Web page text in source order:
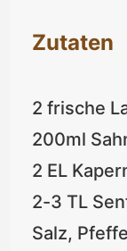
Zutaten
2 frische
200ml
2 EL
2-3 TL
Salz,